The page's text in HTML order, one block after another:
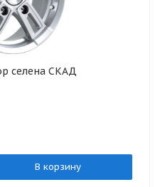
селена СКАД
В корзину